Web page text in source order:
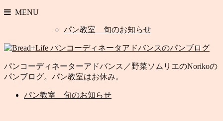
MENU
パン教室 旬のお知らせ
パンコーディネーターアドバンス／野菜ソムリエのNorikoの
パンブログ。パン教室はお休み。
パン教室 旬のお知らせ